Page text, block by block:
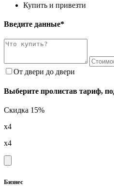
Купить и привезти
Введите данные*
От двери до двери
Выберите пролистав тариф,
Скидка 15%
x4
x4
Бизнес